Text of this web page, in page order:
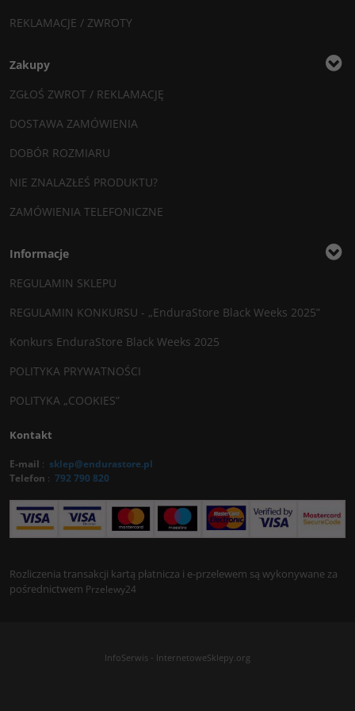
REKLAMACJE / ZWROTY
Zakupy
ZGŁOŚ ZWROT / REKLAMACJĘ
DOSTAWA ZAMÓWIENIA
DOBÓR ROZMIARU
NIE ZNALAZŁEŚ PRODUKTU?
ZAMÓWIENIA TELEFONICZNE
Informacje
REGULAMIN SKLEPU
REGULAMIN KONKURSU - „EnduraStore Black Weeks 2025”
Konkurs EnduraStore Black Weeks 2025
POLITYKA PRYWATNOŚCI
POLITYKA „COOKIES”
Kontakt
E-mail : sklep@endurastore.pl
Telefon : 792 790 820
Rozliczenia transakcji kartą płatnicza i e-przelewem są wykonywane za
pośrednictwem Przelewy24
InfoSerwis - InternetoweSklepy.org